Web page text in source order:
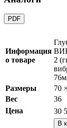
PDF
Информация
о товаре
2
Размеры
70
Вес
36
Цена
30
В